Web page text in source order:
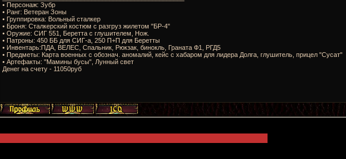
• Персонаж: Зубр
• Ранг: Ветеран Зоны
• Группировка: Вольный сталкер
• Броня: Сталкерский костюм с разгруз жилетом "БР-4"
• Оружие: СИГ 551, Беретта с глушителем, Нож.
• Патроны: 450 ББ для СИГ-а, 250 П+П для Беретты
• Инвентарь:ПДА, ВЕЛЕС, Спальник, Рюкзак, бинокль, Граната Ф1, РГД5
• Предметы: Карта военных с обознач. аномалий, кейс с хабаром для лидера Долга, глушитель, прицел "Сусат"
• Артефакты: "Мамины бусы", Лунный свет
Денег на счету - 11050руб